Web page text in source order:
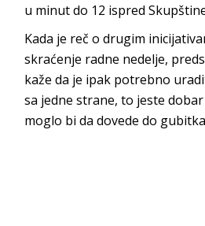
u minut do 12 ispred
Kada je reč o drugim
skraćenje radne nedelje,
kaže da je ipak potrebno
sa jedne strane, to jeste
moglo bi da dovede do